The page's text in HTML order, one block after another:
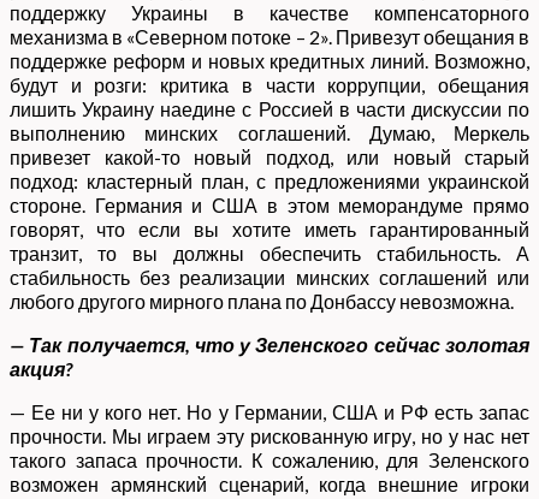
поддержку Украины в качестве компенсаторного
механизма в «Северном потоке – 2». Привезут обещания в
поддержке реформ и новых кредитных линий. Возможно,
будут и розги: критика в части коррупции, обещания
лишить Украину наедине с Россией в части дискуссии по
выполнению минских соглашений. Думаю, Меркель
привезет какой-то новый подход, или новый старый
подход: кластерный план, с предложениями украинской
стороне. Германия и США в этом меморандуме прямо
говорят, что если вы хотите иметь гарантированный
транзит, то вы должны обеспечить стабильность. А
стабильность без реализации минских соглашений или
любого другого мирного плана по Донбассу невозможна.
— Так получается, что у Зеленского сейчас золотая
акция?
— Ее ни у кого нет. Но у Германии, США и РФ есть запас
прочности. Мы играем эту рискованную игру, но у нас нет
такого запаса прочности. К сожалению, для Зеленского
возможен армянский сценарий, когда внешние игроки